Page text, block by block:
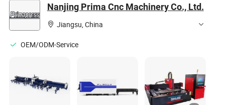
Präzise
Metallbearbeitungs-
und
Bearbeitungslösungen
Metallbearbeiten
und -verarbeiten
Hochpräzise
Metallbearbeitungs-
Nanjing Prima Cnc Machinery Co., Ltd.
Jiangsu, China
OEM/ODM-Service